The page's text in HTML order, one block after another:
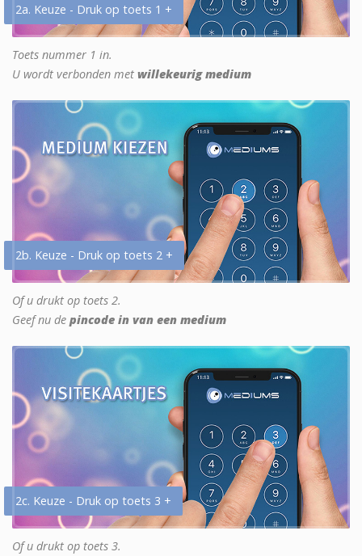
2a. Keuze - Druk op toets 1 +
Toets nummer 1 in.
U wordt verbonden met willekeurig medium
2b. Keuze - Druk op toets 2 +
Of u drukt op toets 2.
Geef nu de pincode in van een medium
2c. Keuze - Druk op toets 3 +
Of u drukt op toets 3.